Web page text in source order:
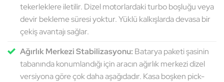
tekerleklere iletilir. Dizel motorlardaki turbo boşluğu veya
devir bekleme süresi yoktur. Yüklü kalkışlarda devasa bir
çekiş avantajı sağlar.
Ağırlık Merkezi Stabilizasyonu: Batarya paketi şasinin
tabanında konumlandığı için aracın ağırlık merkezi dizel
versiyona göre çok daha aşağıdadır. Kasa boşken pick-